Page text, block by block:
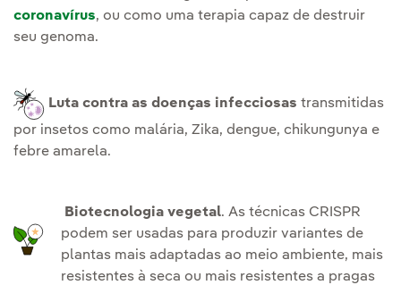
coronavírus, ou como uma terapia capaz de destruir
seu genoma.
Luta contra as doenças infecciosas transmitidas
por insetos como malária, Zika, dengue, chikungunya e
febre amarela.
Biotecnologia vegetal. As técnicas CRISPR
podem ser usadas para produzir variantes de
plantas mais adaptadas ao meio ambiente, mais
resistentes à seca ou mais resistentes a pragas